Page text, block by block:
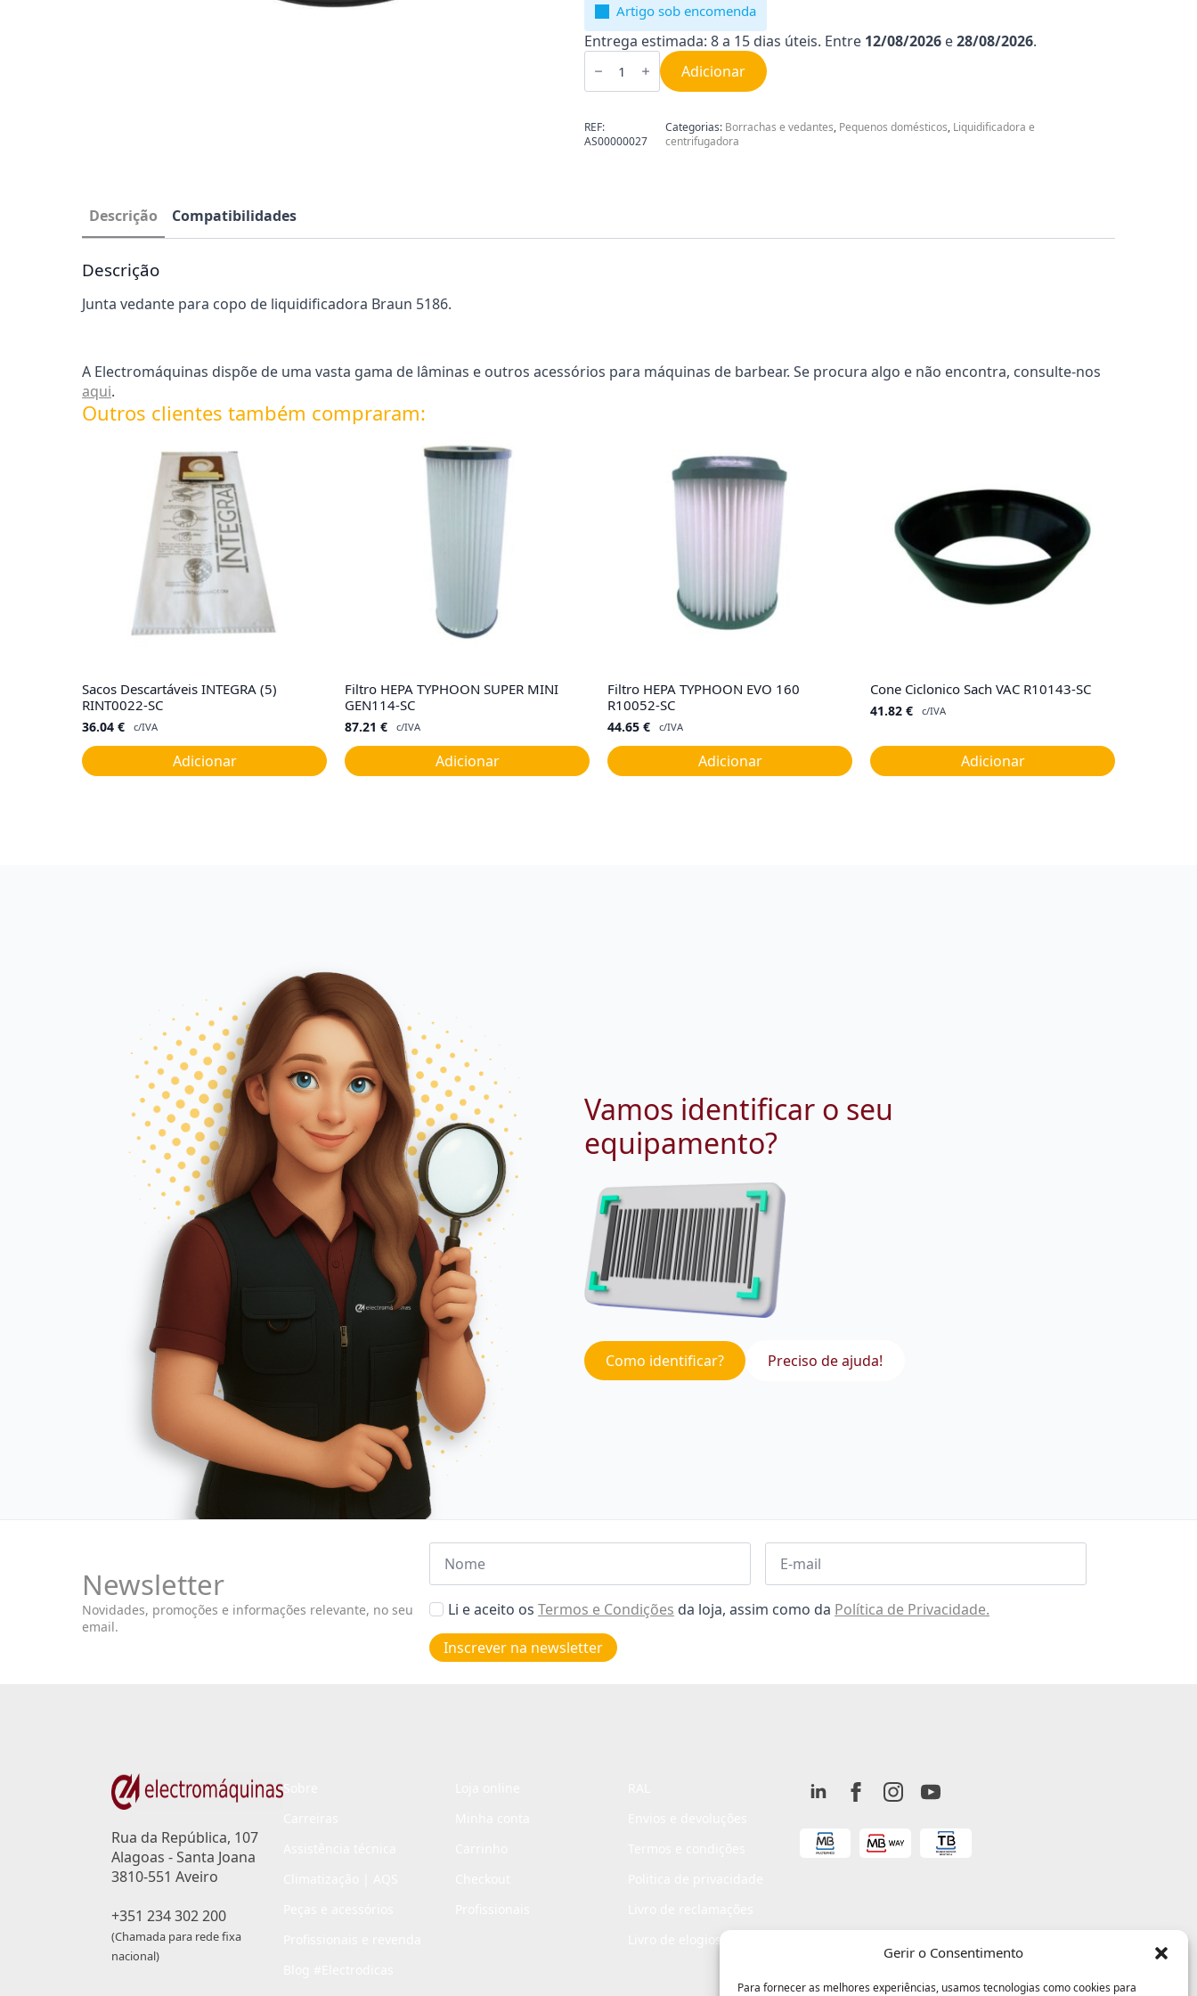
Gerir o Consentimento
Para fornecer as melhores experiências, usamos tecnologias como cookies para
Artigo sob encomenda
Entrega estimada: 8 a 15 dias úteis. Entre 12/08/2026 e28/08/2026.
Quantidade
de
copo
Braun
AS00000027
Adicionar
REF:
AS00000027
Categorias: Borrachas e vedantes, Pequenos domésticos, Liquidificadora e
centrifugadora
Descrição Compatibilidades
Descrição
Junta vedante para copo de liquidificadora Braun 5186.
A Electromáquinas dispõe de uma vasta gama de lâminas e outros acessórios para máquinas de barbear. Se procura algo e não encontra, consulte-nos
aqui.
Outros clientes também compraram:
Sacos Descartáveis INTEGRA (5)
RINT0022-SC
36.04 € c/IVA
Adicionar
Filtro HEPA TYPHOON SUPER MINI
GEN114-SC
87.21 € c/IVA
Adicionar
Filtro HEPA TYPHOON EVO 160
R10052-SC
44.65 € c/IVA
Adicionar
Cone Ciclonico Sach VAC R10143-SC
41.82 € c/IVA
Adicionar
Vamos identificar o seu
equipamento?
Como identificar? Preciso de ajuda!
Newsletter
Novidades, promoções e informações relevante, no seu
email.
Nome Email
Aceitar
de
privacidade
Li e aceito os Termos e Condições da loja, assim como da Política de Privacidade.
Inscrever na newsletter
Rua da República, 107
Alagoas - Santa Joana
3810-551 Aveiro
+351 234 302 200
(Chamada para rede fixa
nacional)
Livro de elogios